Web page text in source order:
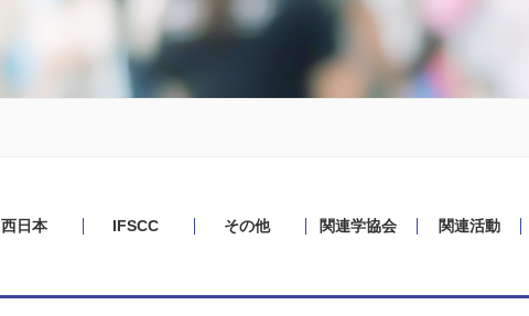
西日本 IFSCC その他 関連学協会 関連活動